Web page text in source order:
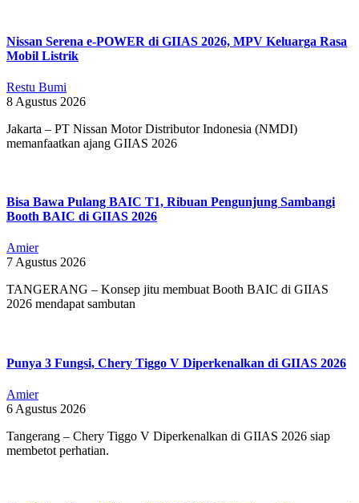
Nissan Serena e-POWER di GIIAS 2026, MPV Keluarga Rasa
Mobil Listrik
Restu Bumi
8 Agustus 2026
Jakarta – PT Nissan Motor Distributor Indonesia (NMDI)
memanfaatkan ajang GIIAS 2026
Bisa Bawa Pulang BAIC T1, Ribuan Pengunjung Sambangi
Booth BAIC di GIIAS 2026
Amier
7 Agustus 2026
TANGERANG – Konsep jitu membuat Booth BAIC di GIIAS
2026 mendapat sambutan
Punya 3 Fungsi, Chery Tiggo V Diperkenalkan di GIIAS 2026
Amier
6 Agustus 2026
Tangerang – Chery Tiggo V Diperkenalkan di GIIAS 2026 siap
membetot perhatian.